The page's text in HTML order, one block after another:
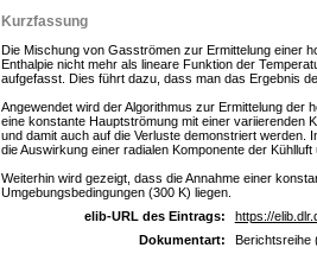
Kurzfassung
Die Mischung von Gasströmen zur Ermittelung einer
Enthalpie nicht mehr als lineare Funktion der
aufgefasst. Dies führt dazu, dass man das Ergebnis
Angewendet wird der Algorithmus zur Ermittelung der
eine konstante Hauptströmung mit einer variierenden
und damit auch auf die Verluste demonstriert
die Auswirkung einer radialen Komponente der
Weiterhin wird gezeigt, dass die Annahme einer
Umgebungsbedingungen (300 K) liegen.
elib-URL des Eintrags:
https://
Dokumentart:
Berichtsreihe